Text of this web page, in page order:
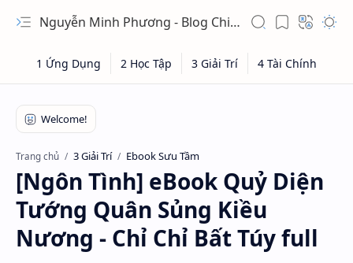
Nguyễn Minh Phương - Blog Chia sẻ Kiến thức Chứng khoán & Tài liệu Toán học
Trang chủ 3 Giải Trí Ebook Sưu Tầm
[Ngôn Tình] eBook Quỷ Diện
Tướng Quân Sủng Kiều
Nương - Chỉ Chỉ Bất Túy full